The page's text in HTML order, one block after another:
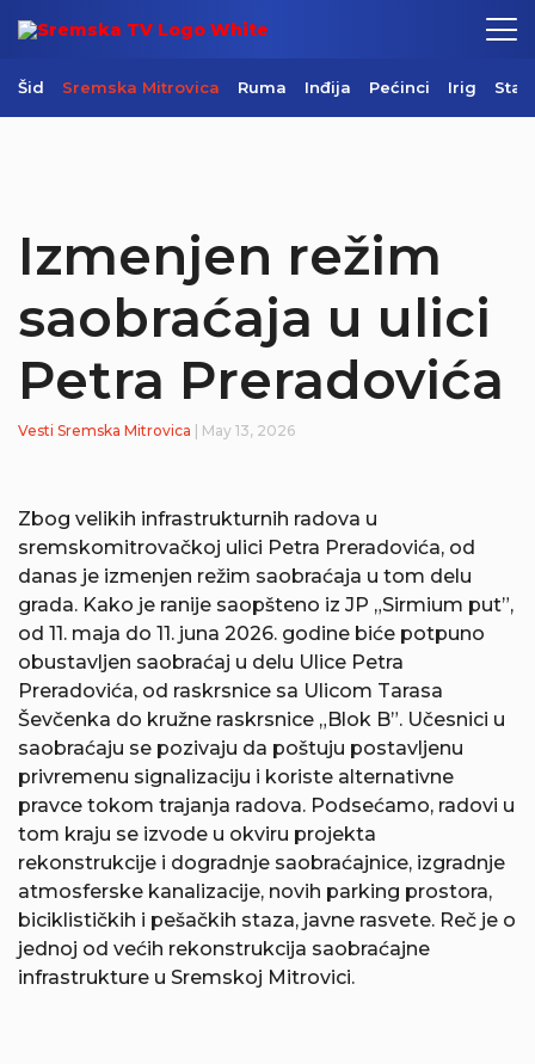
Šid Sremska Mitrovica Ruma Inđija Pećinci Irig
Izmenjen režim
saobraćaja u ulici
Petra Preradovića
Vesti Sremska Mitrovica | May 13, 2026
Zbog velikih infrastrukturnih radova u
sremskomitrovačkoj ulici Petra Preradovića, od
danas je izmenjen režim saobraćaja u tom delu
grada. Kako je ranije saopšteno iz JP „Sirmium put”,
od 11. maja do 11. juna 2026. godine biće potpuno
obustavljen saobraćaj u delu Ulice Petra
Preradovića, od raskrsnice sa Ulicom Tarasa
Ševčenka do kružne raskrsnice „Blok B”. Učesnici u
saobraćaju se pozivaju da poštuju postavljenu
privremenu signalizaciju i koriste alternativne
pravce tokom trajanja radova. Podsećamo, radovi u
tom kraju se izvode u okviru projekta
rekonstrukcije i dogradnje saobraćajnice, izgradnje
atmosferske kanalizacije, novih parking prostora,
biciklističkih i pešačkih staza, javne rasvete. Reč je o
jednoj od većih rekonstrukcija saobraćajne
infrastrukture u Sremskoj Mitrovici.